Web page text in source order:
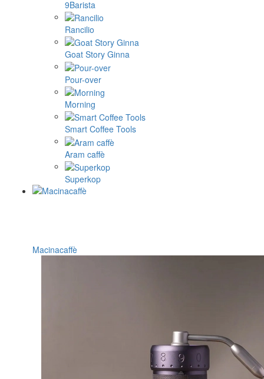
9Barista
Rancilio
Goat Story Ginna
Pour-over
Morning
Smart Coffee Tools
Aram caffè
Superkop
Macinacaffè